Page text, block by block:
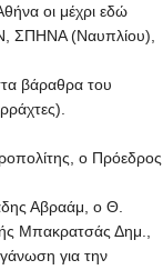
οι μέχρι εδώ
ΣΠΗΝΑ (Ναυπλίου),
βάραθρα του
ο Πρόεδρος
Αβραάμ, ο Θ.
Μπακρατσάς Δημ.,
για την